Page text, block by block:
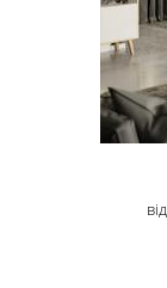
від